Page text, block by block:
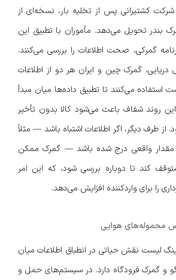
شرکت کشتیرانی پس از تخلیه بار، نسخه‌ای از
بندر تحویل می‌دهد. مأموران با تطبیق این
گمرکی، صحت اطلاعات را بررسی می‌کنند.
دریایی، گمرک چین و ایران هر دو از اطلاعات
استفاده می‌کنند تا تطبیق داده‌ها میان مبدأ
روند شفاف باعث می‌شود کالا بدون تأخیر
طرف دیگر، اگر اطلاعات اشتباه باشد — مثلاً
مقدار واقعی درج شده باشد — گمرک ممکن
کند تا دوباره بررسی شود، که این امر
را برای واردکننده افزایش می‌دهد.
محموله‌های هوایی
لیست نقش حیاتی در انطباق اطلاعات میان
و گمرک فرودگاه دارد. در سیستم‌های حمل و